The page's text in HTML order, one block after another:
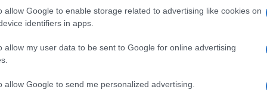
allow Google to enable storage related to advertising like cookies on
identifiers in apps.
allow my user data to be sent to Google for online advertising
allow Google to send me personalized advertising.
αποφεύγει τα γαλακτοκομικά και
ενώ παράλληλα τηρεί το βασιλικό
κατά τη διάρκεια των ταξιδιών
την επιστημονική γνώση